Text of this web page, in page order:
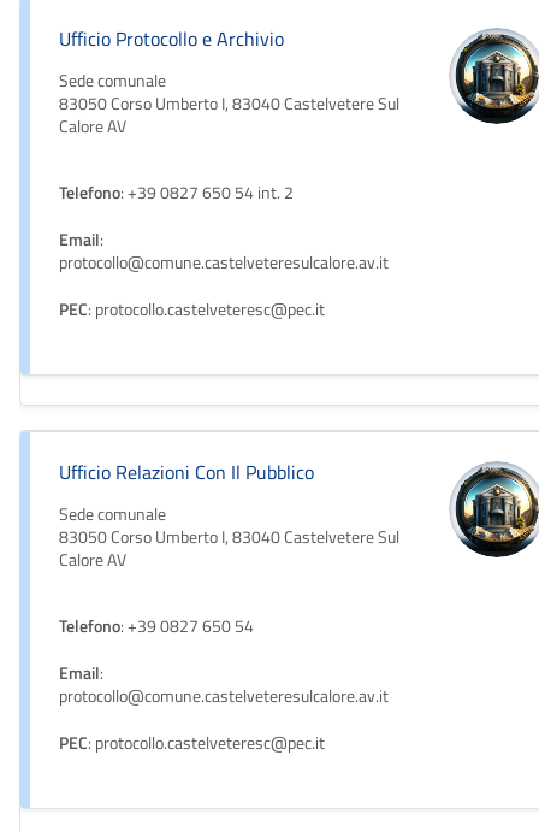
Ufficio Protocollo e Archivio
Sede comunale
83050 Corso Umberto I, 83040 Castelvetere Sul
Calore AV
Telefono: +39 0827 650 54 int. 2
Email:
protocollo@comune.castelveteresulcalore.av.it
PEC: protocollo.castelveteresc@pec.it
Ufficio Relazioni Con Il Pubblico
Sede comunale
83050 Corso Umberto I, 83040 Castelvetere Sul
Calore AV
Telefono: +39 0827 650 54
Email:
protocollo@comune.castelveteresulcalore.av.it
PEC: protocollo.castelveteresc@pec.it